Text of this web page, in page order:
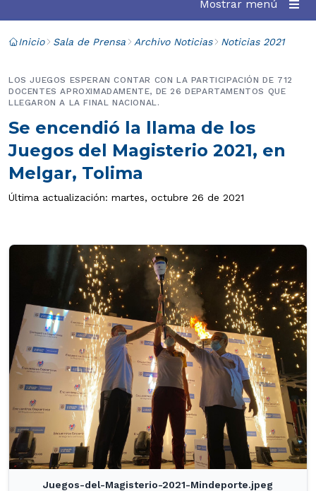
Mostrar menú
Inicio Sala de Prensa Archivo Noticias Noticias 2021
Se encendió la llama de los
Juegos del Magisterio 2021, en
Melgar, Tolima
LOS JUEGOS ESPERAN CONTAR CON LA PARTICIPACIÓN DE 712
DOCENTES APROXIMADAMENTE, DE 26 DEPARTAMENTOS QUE
LLEGARON A LA FINAL NACIONAL.
Última actualización: martes, octubre 26 de 2021
Juegos-del-Magisterio-2021-Mindeporte.jpeg